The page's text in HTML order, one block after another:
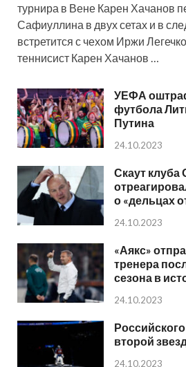
турнира в Вене Карен Хачанов
Сафиуллина в двух сетах и в
встретится с чехом Иржи
теннисист Карен Хачанов …
УЕФА
футбола
Путина
24.10.2023
Скаут клуба
о «дельцах
24.10.2023
«Аякс»
тренера
сезона в
24.10.2023
второй
24.10.2023